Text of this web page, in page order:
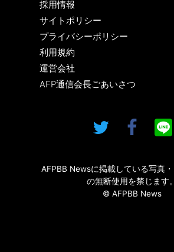
採用情報
サイトポリシー
プライバシーポリシー
利用規約
運営会社
AFP通信会長ごあいさつ
AFPBB Newsに掲載している写真
の無断使用を禁じます。
© AFPBB News